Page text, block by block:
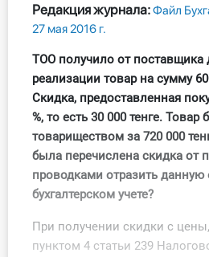
Библиотека бухгалтера
Стандарты
Книги
Инструменты
Вебинары
Справочник бухгалтера
Редакция журнала:Файл
27 мая 2016 г.
ТОО получило от
реализации товар на сумму
Скидка, предоставленная
%, то есть 30 000 тенге. Товар
товариществом за 720 000
была перечислена скидка от
проводками отразить
бухгалтерском учете?
При получении скидки с
пунктом 4 статьи 239